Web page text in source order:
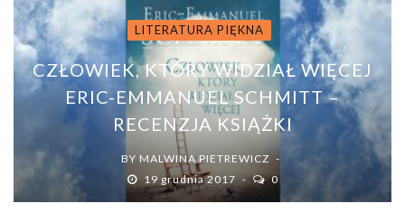
LITERATURA PIĘKNA
CZŁOWIEK, KTÓRY WIDZIAŁ WIĘCEJ
ERIC-EMMANUEL SCHMITT –
RECENZJA KSIĄŻKI
BY MALWINA PIETREWICZ
19 grudnia 2017
0